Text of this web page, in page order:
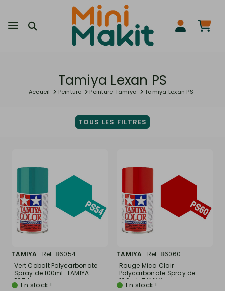
Tamiya Lexan PS
Accueil Peinture Peinture Tamiya Tamiya Lexan PS
TOUS LES FILTRES
TAMIYA
Ref. 86054
Vert Cobalt Polycarbonate
Spray de 100ml-TAMIYA
PS54En stock !
TAMIYA
Ref. 86060
Rouge Mica Clair
Polycarbonate Spray de
100ml-TAMIYA...
En stock !